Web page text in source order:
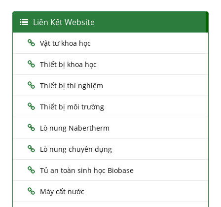
Liên Kết Website
Vật tư khoa học
Thiết bị khoa học
Thiết bị thí nghiệm
Thiết bị môi trường
Lò nung Nabertherm
Lò nung chuyên dụng
Tủ an toàn sinh học Biobase
Máy cất nước